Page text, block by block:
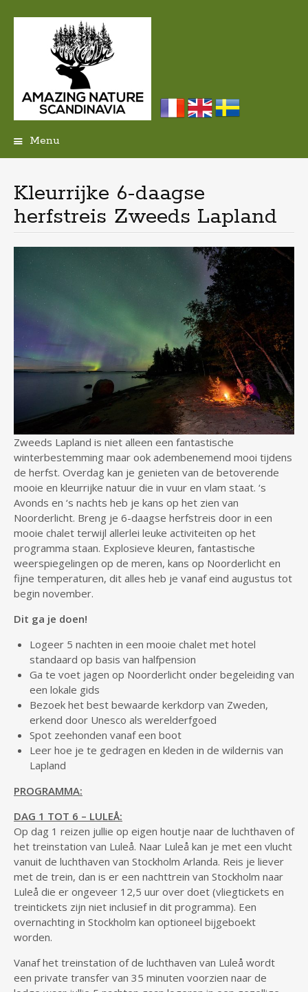
Menu
Kleurrijke 6-daagse
herfstreis Zweeds Lapland
Zweeds Lapland is niet alleen een fantastische
winterbestemming maar ook adembenemend mooi tijdens
de herfst. Overdag kan je genieten van de betoverende
mooie en kleurrijke natuur die in vuur en vlam staat. ‘s
Avonds en ‘s nachts heb je kans op het zien van
Noorderlicht. Breng je 6-daagse herfstreis door in een
mooie chalet terwijl allerlei leuke activiteiten op het
programma staan. Explosieve kleuren, fantastische
weerspiegelingen op de meren, kans op Noorderlicht en
fijne temperaturen, dit alles heb je vanaf eind augustus tot
begin november.
Dit ga je doen!
Logeer 5 nachten in een mooie chalet met hotel
standaard op basis van halfpension
Ga te voet jagen op Noorderlicht onder begeleiding van
een lokale gids
Bezoek het best bewaarde kerkdorp van Zweden,
erkend door Unesco als werelderfgoed
Spot zeehonden vanaf een boot
Leer hoe je te gedragen en kleden in de wildernis van
Lapland
PROGRAMMA:
DAG 1 TOT 6 – LULEÅ:
Op dag 1 reizen jullie op eigen houtje naar de luchthaven of
het treinstation van Luleå. Naar Luleå kan je met een vlucht
vanuit de luchthaven van Stockholm Arlanda. Reis je liever
met de trein, dan is er een nachttrein van Stockholm naar
Luleå die er ongeveer 12,5 uur over doet (vliegtickets en
treintickets zijn niet inclusief in dit programma). Een
overnachting in Stockholm kan optioneel bijgeboekt
worden.
Vanaf het treinstation of de luchthaven van Luleå wordt
een private transfer van 35 minuten voorzien naar de